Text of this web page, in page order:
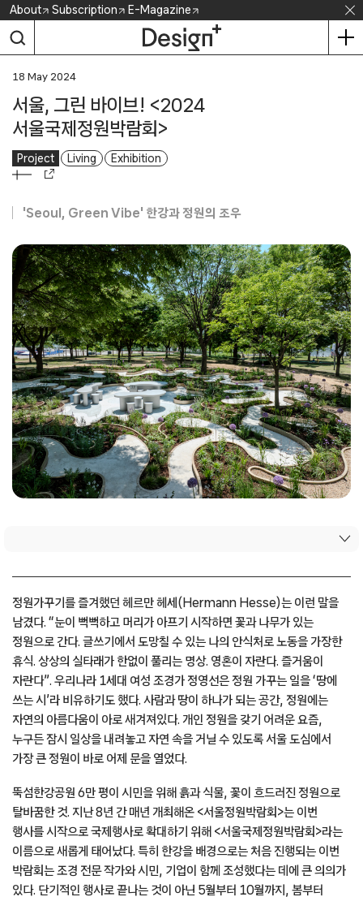
Skip
content
About Subscription E-Magazine
18 May 2024
서울, 그린 바이브! <2024
서울국제정원박람회>
Project Living Exhibition
'Seoul, Green Vibe' 한강과 정원의 조우
정원가꾸기를 즐겨했던 헤르만 헤세(Hermann Hesse)는 이런 말을
남겼다. “눈이 뻑뻑하고 머리가 아프기 시작하면 꽃과 나무가 있는
정원으로 간다. 글쓰기에서 도망칠 수 있는 나의 안식처로 노동을 가장한
휴식. 상상의 실타래가 한없이 풀리는 명상. 영혼이 자란다. 즐거움이
자란다”. 우리나라 1세대 여성 조경가 정영선은 정원 가꾸는 일을 ‘땅에
쓰는 시’라 비유하기도 했다. 사람과 땅이 하나가 되는 공간, 정원에는
자연의 아름다움이 아로 새겨져있다. 개인 정원을 갖기 어려운 요즘,
누구든 잠시 일상을 내려놓고 자연 속을 거닐 수 있도록 서울 도심에서
가장 큰 정원이 바로 어제 문을 열었다.
뚝섬한강공원 6만 평이 시민을 위해 흙과 식물, 꽃이 흐드러진 정원으로
탈바꿈한 것. 지난 8년 간 매년 개최해온 <서울정원박람회>는 이번
행사를 시작으로 국제행사로 확대하기 위해 <서울국제정원박람회>라는
이름으로 새롭게 태어났다. 특히 한강을 배경으로는 처음 진행되는 이번
박람회는 조경 전문 작가와 시민, 기업이 함께 조성했다는 데에 큰 의의가
있다. 단기적인 행사로 끝나는 것이 아닌 5월부터 10월까지, 봄부터